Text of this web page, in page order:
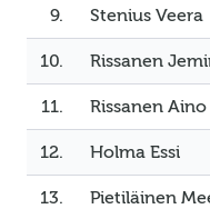
9. Stenius Veera
10. Rissanen
11. Rissanen Aino
12. Holma Essi
13. Pietiläinen